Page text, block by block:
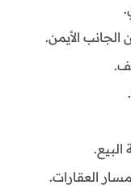
الأيمن.
العقارات.